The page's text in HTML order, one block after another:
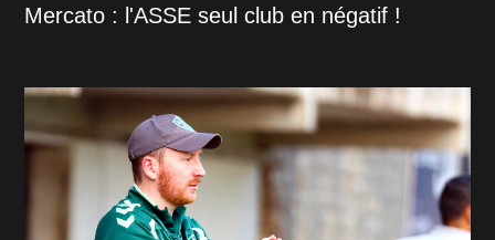
Mercato : l'ASSE seul club en négatif !